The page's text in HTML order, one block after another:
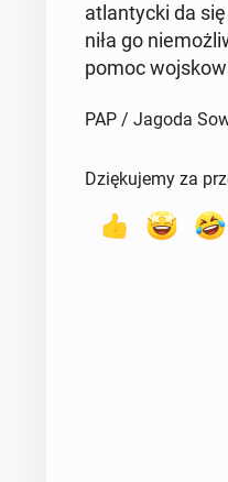
atlan­tyc­ki da
ni­ła go
pomoc
PAP / Jagoda
Dziękujemy za